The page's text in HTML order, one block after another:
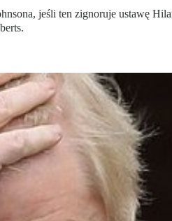
jeśli ten zignoruje ustawę